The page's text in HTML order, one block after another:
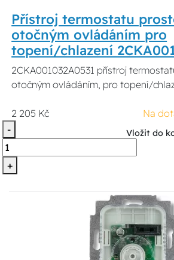
Přístroj termostatu
otočným ovládáním pro
topení/chlazení
2CKA001032A0531 přístroj
otočným ovládáním, pro topení/
2 205 Kč
Na
-
+
Vložit do